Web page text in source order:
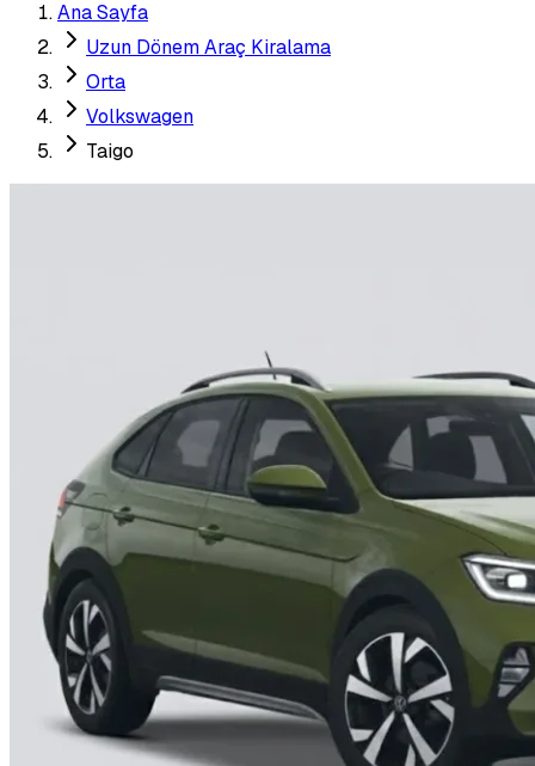
Ana Sayfa
Uzun Dönem Araç Kiralama
Orta
Volkswagen
Taigo